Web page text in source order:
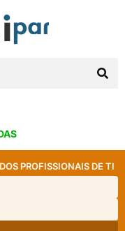
PROFISSIONAIS DE TI